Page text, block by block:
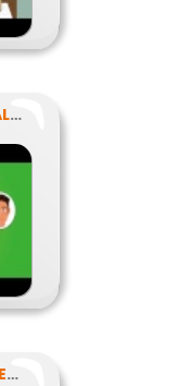
A KAMASZKOR NYAVALYÁI
VÉRBEN FORGÓ SZEMEKKEL